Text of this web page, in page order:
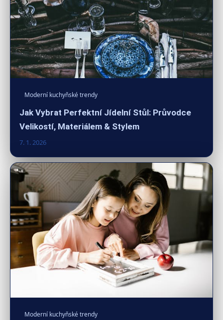
Moderní kuchyňské trendy
Jak Vybrat Perfektní Jídelní Stůl: Průvodce
Velikostí, Materiálem & Stylem
7. 1. 2026
Moderní kuchyňské trendy